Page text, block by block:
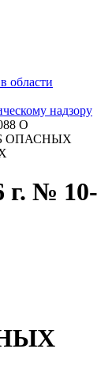
области
надзору
О
ОПАСНЫХ
г. № 10-